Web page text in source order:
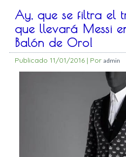
Ay, que se filtra el
que llevará Messi
Balón de Oro!
Publicado 11/01/2016 | Por admin